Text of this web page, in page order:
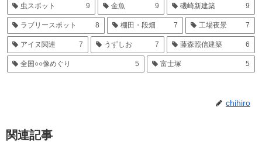
虫スポット 9 金魚 9 磯崎新建築 9
ラブリースポット 8 棚田・段畑 7 工場夜景 7
アイヌ関連 7 うずしお 7 藤森照信建築 6
全国○○像めぐり 5 富士塚 5
chihiro
関連記事